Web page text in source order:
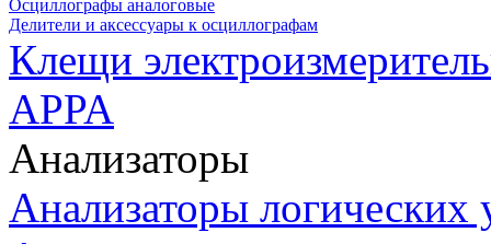
Осциллографы аналоговые
Делители и аксессуары к осциллографам
Клещи
APPA
Анализаторы
Анализаторы логических